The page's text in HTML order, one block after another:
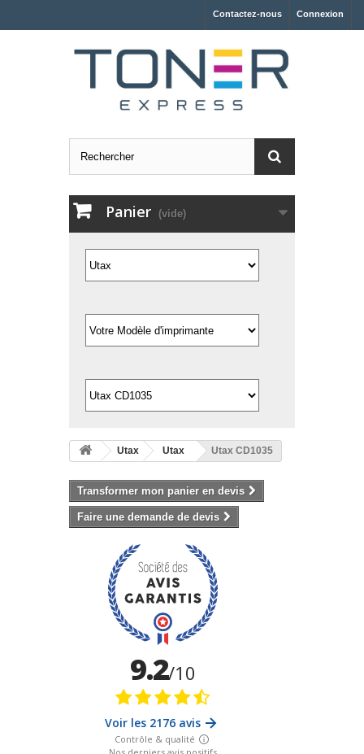
Connexion
Contactez-nous
Panier (vide)
Utax Utax Utax CD1035
Transformer mon panier en devis
Faire une demande de devis